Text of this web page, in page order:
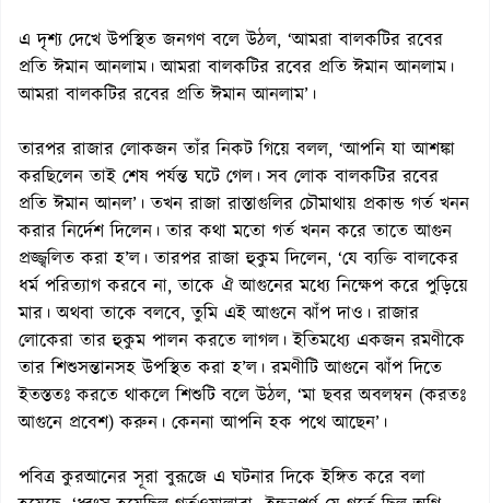
এ দৃশ্য দেখে উপস্থিত জনগণ বলে উঠল, ‘আমরা বালকটির রবের
প্রতি ঈমান আনলাম। আমরা বালকটির রবের প্রতি ঈমান আনলাম।
আমরা বালকটির রবের প্রতি ঈমান আনলাম’।
তারপর রাজার লোকজন তাঁর নিকট গিয়ে বলল, ‘আপনি যা আশঙ্কা
করছিলেন তাই শেষ পর্যন্ত ঘটে গেল। সব লোক বালকটির রবের
প্রতি ঈমান আনল’। তখন রাজা রাস্তাগুলির চৌমাথায় প্রকান্ড গর্ত খনন
করার নির্দেশ দিলেন। তার কথা মতো গর্ত খনন করে তাতে আগুন
প্রজ্জ্বলিত করা হ’ল। তারপর রাজা হুকুম দিলেন, ‘যে ব্যক্তি বালকের
ধর্ম পরিত্যাগ করবে না, তাকে ঐ আগুনের মধ্যে নিক্ষেপ করে পুড়িয়ে
মার। অথবা তাকে বলবে, তুমি এই আগুনে ঝাঁপ দাও। রাজার
লোকেরা তার হুকুম পালন করতে লাগল। ইতিমধ্যে একজন রমণীকে
তার শিশুসন্তানসহ উপস্থিত করা হ’ল। রমণীটি আগুনে ঝাঁপ দিতে
ইতস্ততঃ করতে থাকলে শিশুটি বলে উঠল, ‘মা ছবর অবলম্বন (করতঃ
আগুনে প্রবেশ) করুন। কেননা আপনি হক পথে আছেন’।
পবিত্র কুরআনের সূরা বুরূজে এ ঘটনার দিকে ইঙ্গিত করে বলা